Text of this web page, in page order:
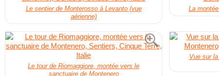
Le sentier de Monterosso à Levanto (vue
aérienne)
La
Le tour de Riomaggiore, montée vers le
sanctuaire de Montenero
Vue sur